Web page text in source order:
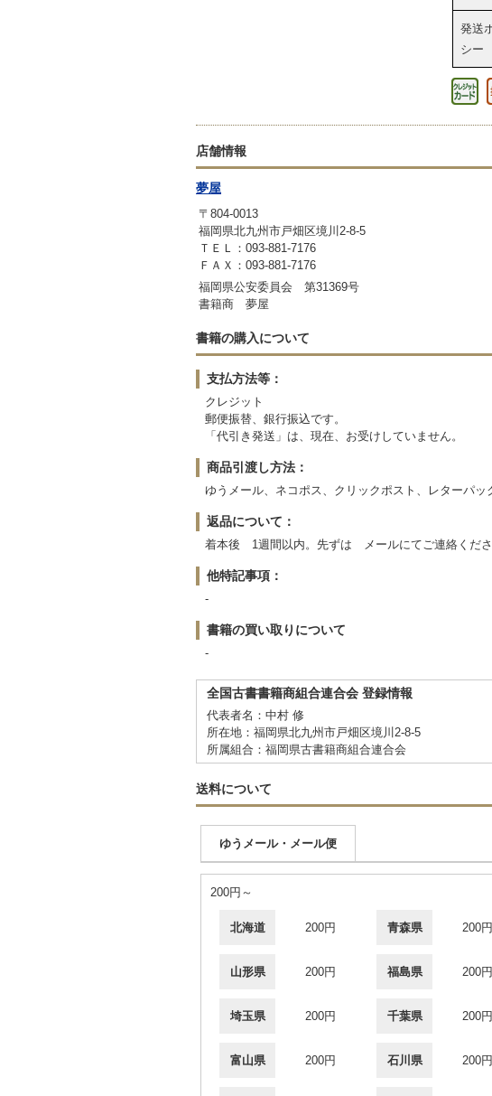
発送
シー
店舗情報
夢屋
〒804-0013
福岡県北九州市戸畑区境川2-8-5
ＴＥＬ：093-881-7176
ＦＡＸ：093-881-7176
福岡県公安委員会 第31369号
書籍商 夢屋
書籍の購入について
支払方法等：
クレジット
郵便振替、銀行振込です。
「代引き発送」は、現在、お受けしていません。
商品引渡し方法：
ゆうメール、ネコポス、クリックポスト、レターパッ
返品について：
着本後 1週間以内。先ずは メールにてご連絡くださ
他特記事項：
-
書籍の買い取りについて
-
全国古書書籍商組合連合会 登録情報
代表者名：中村 修
所在地：福岡県北九州市戸畑区境川2-8-5
所属組合：福岡県古書籍商組合連合会
送料について
ゆうメール・メール便
200円～
北海道 200円 青森県 200円
山形県 200円 福島県 200円
埼玉県 200円 千葉県 200円
富山県 200円 石川県 200円